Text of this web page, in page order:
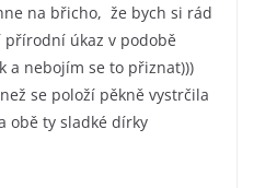
na břicho, že bych si rád
úkaz v podobě
a nebojím se to přiznat)))
se položí pěkně vystrčila
obě ty sladké dírky